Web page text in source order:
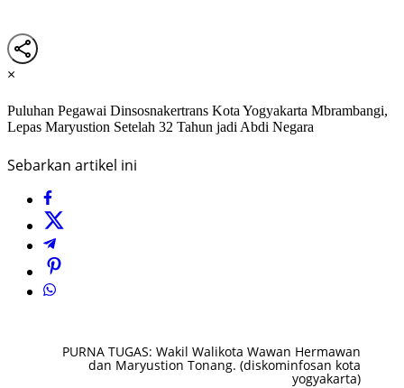
×
Puluhan Pegawai Dinsosnakertrans Kota Yogyakarta Mbrambangi,
Lepas Maryustion Setelah 32 Tahun jadi Abdi Negara
Sebarkan artikel ini
PURNA TUGAS: Wakil Walikota Wawan Hermawan
dan Maryustion Tonang. (diskominfosan kota
yogyakarta)